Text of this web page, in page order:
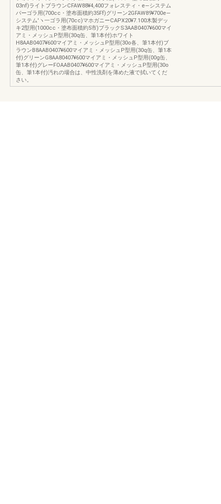
03nf)ライトブラウンCFAW88¥4,400フォレスティ・e―システム
パーゴラ用(700cc・塗布面積約35Ff)グリーン2GFAW89¥700e―
システム′ヽ一ゴラ用(70cc)マホガニーCAPX20¥7.100木製デッ
キ2型用(1000cc・塗布面積約5市)ブラックS3AAB0407¥600マイ
アミ・メッシュP型用(30q缶、筆1本付)ホワイト
H8AAB0407¥600マイアミ・メッシュP型用(30o各、筆1本付)ブ
ラウンB8AAB0407¥600マイアミ・メッシュP型用(30q缶、筆1本
付)グリーンG8AA80407¥600マイアミ・メッシュP型用(00g缶、
筆1本付)グレーFOAAB0407¥600マイアミ・メッシュP型用(30o
缶、筆1本付)汚れの場合は、中性洗剤を薄めた液で拭いてくだ
さい。